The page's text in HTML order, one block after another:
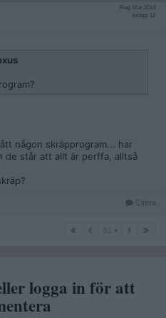
Reg: Mar 2014
Inlägg: 12
någon skräpprogram... har
de står att allt är perffa, alltså
Citera
51
logga in för att